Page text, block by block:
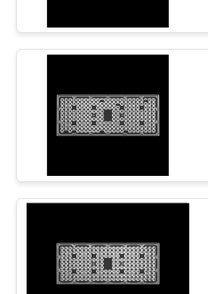
করুন
সাইটম্যাপ
নীতি